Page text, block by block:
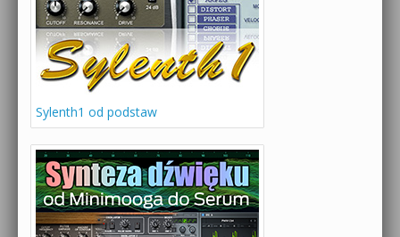
Sylenth1 od podstaw